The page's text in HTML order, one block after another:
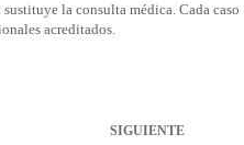
la consulta médica. Cada caso
acreditados.
SIGUIENTE